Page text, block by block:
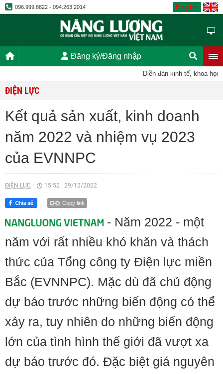
096.999.8822 - 094.263.2014 English
Đăng ký/Đăng nhập
Diễn đàn kinh tế, khoa học,
ĐIỆN LỰC
Kết quả sản xuất, kinh doanh
năm 2022 và nhiệm vụ 2023
của EVNNPC
ĐIỆN LỰC 15:52 29/12/2022
Copy link
- Năm 2022 - một
năm với rất nhiều khó khăn và thách
thức của Tổng công ty Điện lực miền
Bắc (EVNNPC). Mặc dù đã chủ động
dự báo trước những biến động có thể
xảy ra, tuy nhiên do những biến động
lớn của tình hình thế giới đã vượt xa
dự báo trước đó. Đặc biệt giá nguyên